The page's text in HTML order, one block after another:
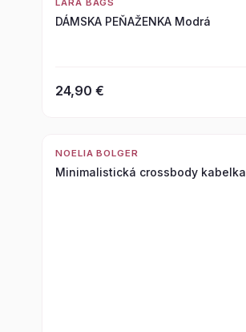
LARA BAGS
DÁMSKA PEŇAŽENKA Modrá
24,90 €
NOELIA BOLGER
Minimalistická crossbody kabelka